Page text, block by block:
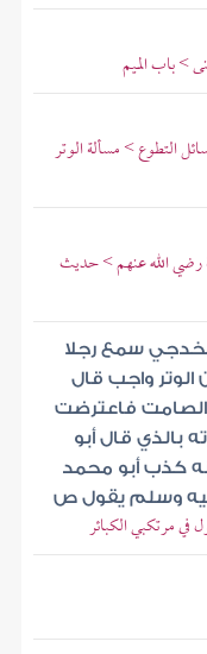
> باب الميم
التطوع > مسألة الوتر
رضي الله عنهم > حديث
سمع رجلا
الوتر واجب قال
فاعترضت
بالذي قال أبو
كذب أبو محمد
وسلم يقول ص
في مرتكبي الكبائر